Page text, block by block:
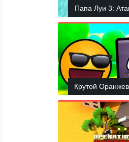
Папа Луи 3:
Крутой